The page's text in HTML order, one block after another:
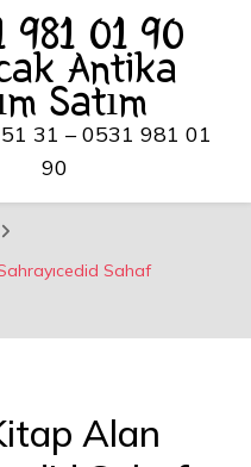
981 01 90
Antika
Satım
31 – 0531 981 01
90
Sahaf
Alan